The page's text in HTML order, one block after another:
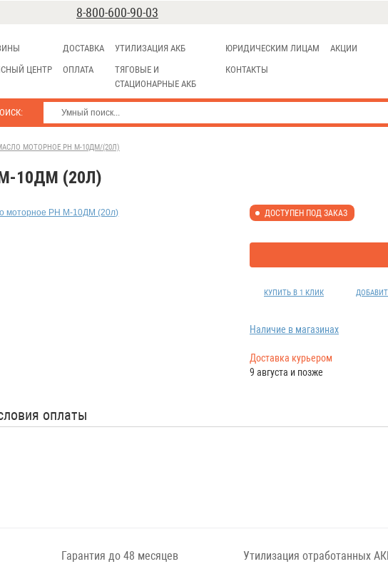
8-800-600-90-03
ЦЕНТР
ДОСТАВКА
ОПЛАТА
УТИЛИЗАЦИЯ АКБ
ТЯГОВЫЕ И
СТАЦИОНАРНЫЕ АКБ
ЮРИДИЧЕСКИМ ЛИЦАМ
КОНТАКТЫ
АКЦИИ
МОТОРНОЕ РН М-10ДМ/(20Л)
10ДМ (20Л)
ДОСТУПЕН ПОД ЗАКАЗ
КУПИТЬ В 1 КЛИК
Наличие в магазинах
Доставка курьером
9 августа и позже
оплаты
Гарантия до 48 месяцев Утилизация отработанных